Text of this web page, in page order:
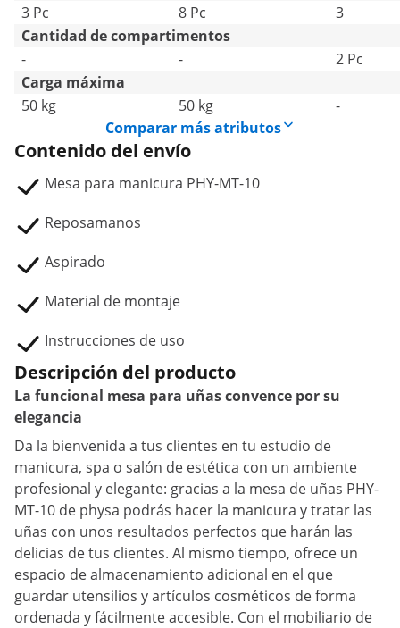
3 Pc
8 Pc
3
Cantidad de compartimentos
-
-
2 Pc
Carga máxima
50 kg
50 kg
-
Comparar más atributos
Contenido del envío
Mesa para manicura PHY-MT-10
Reposamanos
Aspirado
Material de montaje
Instrucciones de uso
Descripción del producto
La funcional mesa para uñas convence por su
elegancia
Da la bienvenida a tus clientes en tu estudio de
manicura, spa o salón de estética con un ambiente
profesional y elegante: gracias a la mesa de uñas PHY-
MT-10 de physa podrás hacer la manicura y tratar las
uñas con unos resultados perfectos que harán las
delicias de tus clientes. Al mismo tiempo, ofrece un
espacio de almacenamiento adicional en el que
guardar utensilios y artículos cosméticos de forma
ordenada y fácilmente accesible. Con el mobiliario de